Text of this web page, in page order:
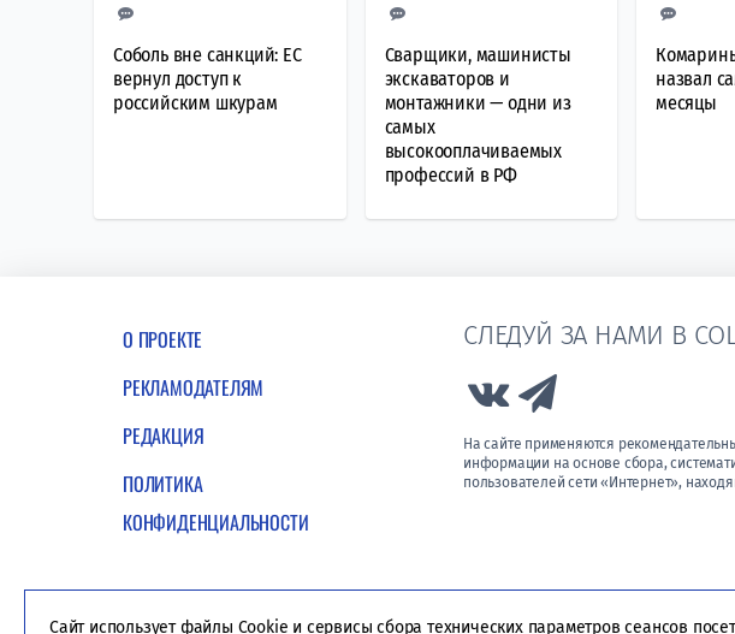
Соболь вне санкций: ЕС
вернул доступ к
российским шкурам
Сварщики, машинисты
экскаваторов и
монтажники — одни из
самых
высокооплачиваемых
профессий в РФ
назвал
месяцы
О ПРОЕКТЕ
РЕКЛАМОДАТЕЛЯМ
РЕДАКЦИЯ
ПОЛИТИКА
КОНФИДЕНЦИАЛЬНОСТИ
СЛЕДУЙ ЗА НАМИ В
Link to Vk
На сайте применяются
информации на основе сбора,
пользователей сети «Интернет»,
Сайт использует файлы Cookie и сервисы сбора технических параметров сеансов